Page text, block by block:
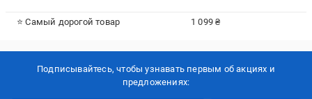
⭐ Самый дорогой товар 1 099 ₴
Подписывайтесь, чтобы узнавать первым об акцияx и
предложениях: